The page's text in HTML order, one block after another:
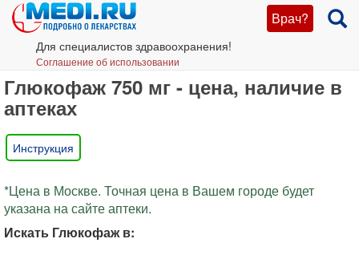
Врач?
Для специалистов здравоохранения!
Соглашение об использовании
Глюкофаж 750 мг - цена, наличие в
аптеках
Инструкция
*Цена в Москве. Точная цена в Вашем городе будет
указана на сайте аптеки.
Искать Глюкофаж в: